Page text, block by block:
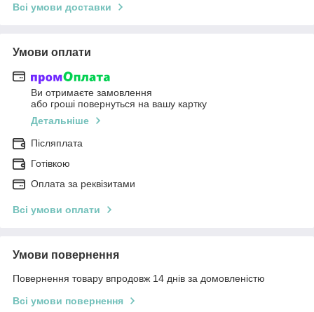
Всі умови доставки
Умови оплати
Ви отримаєте замовлення
або гроші повернуться на вашу картку
Детальніше
Післяплата
Готівкою
Оплата за реквізитами
Всі умови оплати
Умови повернення
Повернення товару впродовж 14 днів за домовленістю
Всі умови повернення